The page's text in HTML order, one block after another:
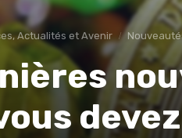
Actualités et Avenir